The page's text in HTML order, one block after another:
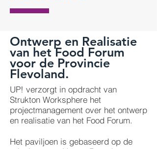
Ontwerp en Realisatie
van het Food Forum
voor de Provincie
Flevoland.
UP! verzorgt in opdracht van
Strukton Worksphere het
projectmanagement over het ontwerp
en realisatie van het Food Forum.
Het paviljoen is gebaseerd op de